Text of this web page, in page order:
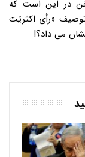
در این است که
«رأی اکثریّت
می داد؟!